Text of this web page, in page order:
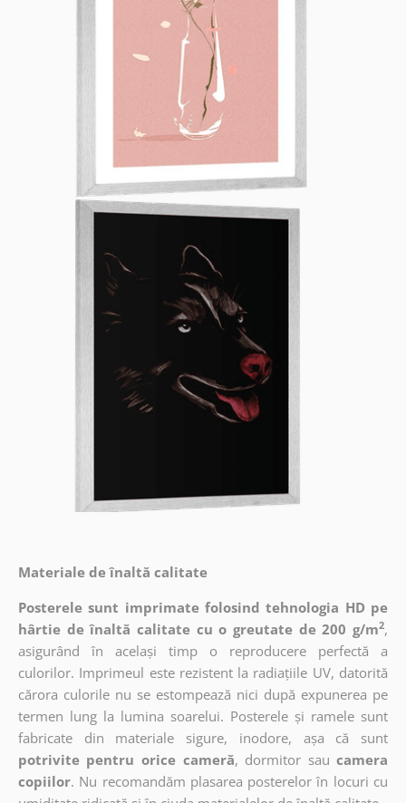
Materiale de înaltă calitate
Posterele sunt imprimate folosind tehnologia HD pe
hârtie de înaltă calitate cu o greutate de 200 g/m2,
asigurând în același timp o reproducere perfectă a
culorilor. Imprimeul este rezistent la radiațiile UV, datorită
cărora culorile nu se estompează nici după expunerea pe
termen lung la lumina soarelui. Posterele și ramele sunt
fabricate din materiale sigure, inodore, așa că sunt
potrivite pentru orice cameră, dormitor sau camera
copiilor. Nu recomandăm plasarea posterelor în locuri cu